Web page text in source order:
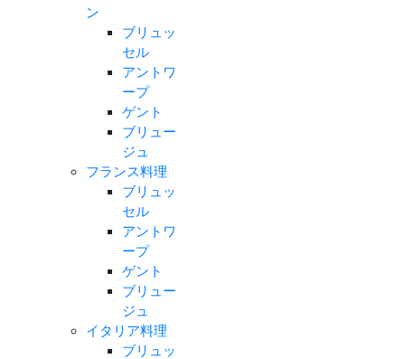
ン
ブリュッ
セル
アントワ
ープ
ゲント
ブリュー
ジュ
フランス料理
ブリュッ
セル
アントワ
ープ
ゲント
ブリュー
ジュ
イタリア料理
ブリュッ